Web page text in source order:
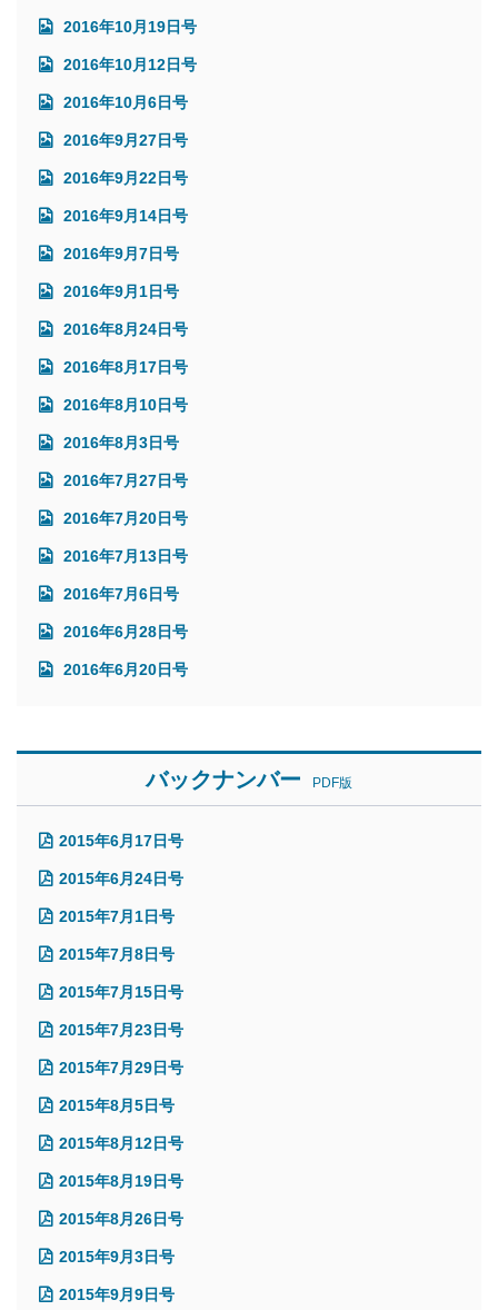
2016年10月19日号
2016年10月12日号
2016年10月6日号
2016年9月27日号
2016年9月22日号
2016年9月14日号
2016年9月7日号
2016年9月1日号
2016年8月24日号
2016年8月17日号
2016年8月10日号
2016年8月3日号
2016年7月27日号
2016年7月20日号
2016年7月13日号
2016年7月6日号
2016年6月28日号
2016年6月20日号
バックナンバー PDF版
2015年6月17日号
2015年6月24日号
2015年7月1日号
2015年7月8日号
2015年7月15日号
2015年7月23日号
2015年7月29日号
2015年8月5日号
2015年8月12日号
2015年8月19日号
2015年8月26日号
2015年9月3日号
2015年9月9日号